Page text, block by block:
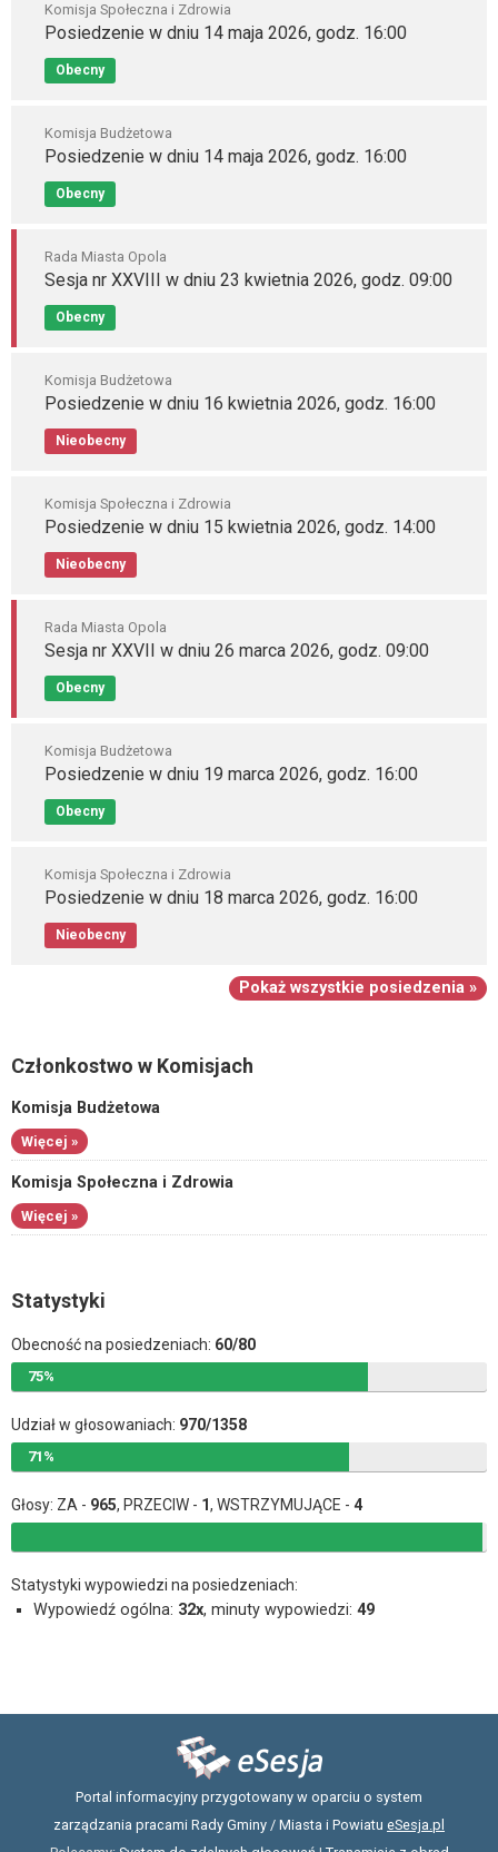
Komisja Społeczna i Zdrowia
Posiedzenie w dniu 14 maja 2026, godz. 16:00
Obecny
Komisja Budżetowa
Posiedzenie w dniu 14 maja 2026, godz. 16:00
Obecny
Rada Miasta Opola
Sesja nr XXVIII w dniu 23 kwietnia 2026, godz. 09:00
Obecny
Komisja Budżetowa
Posiedzenie w dniu 16 kwietnia 2026, godz. 16:00
Nieobecny
Komisja Społeczna i Zdrowia
Posiedzenie w dniu 15 kwietnia 2026, godz. 14:00
Nieobecny
Rada Miasta Opola
Sesja nr XXVII w dniu 26 marca 2026, godz. 09:00
Obecny
Komisja Budżetowa
Posiedzenie w dniu 19 marca 2026, godz. 16:00
Obecny
Komisja Społeczna i Zdrowia
Posiedzenie w dniu 18 marca 2026, godz. 16:00
Nieobecny
Pokaż wszystkie posiedzenia »
Członkostwo w Komisjach
Komisja Budżetowa
Więcej »
Komisja Społeczna i Zdrowia
Więcej »
Statystyki
Obecność na posiedzeniach: 60/80
75%
Udział w głosowaniach: 970/1358
71%
Głosy: ZA - 965, PRZECIW - 1, WSTRZYMUJĄCE - 4
Statystyki wypowiedzi na posiedzeniach:
Wypowiedź ogólna: 32x, minuty wypowiedzi: 49
Portal informacyjny przygotowany w oparciu o system
zarządzania pracami Rady Gminy / Miasta i Powiatu eSesja.pl